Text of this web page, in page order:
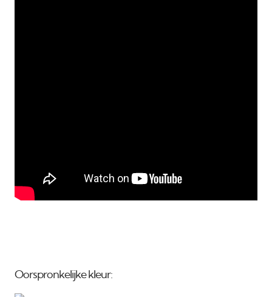
Oorspronkelijke kleur: